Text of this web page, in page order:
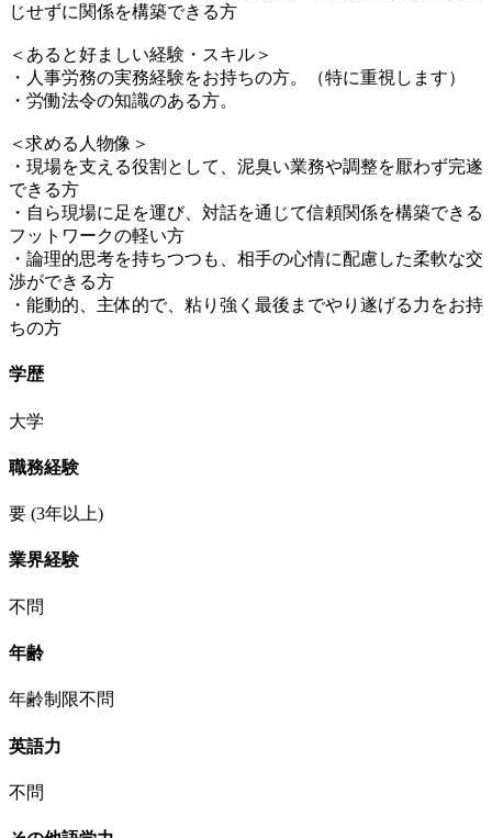
じせずに関係を構築できる方
＜あると好ましい経験・スキル＞
・人事労務の実務経験をお持ちの方。（特に重視します）
・労働法令の知識のある方。
＜求める人物像＞
・現場を支える役割として、泥臭い業務や調整を厭わず完遂
できる方
・自ら現場に足を運び、対話を通じて信頼関係を構築できる
フットワークの軽い方
・論理的思考を持ちつつも、相手の心情に配慮した柔軟な交
渉ができる方
・能動的、主体的で、粘り強く最後までやり遂げる力をお持
ちの方
学歴
大学
職務経験
要 (3年以上)
業界経験
不問
年齢
年齢制限不問
英語力
不問